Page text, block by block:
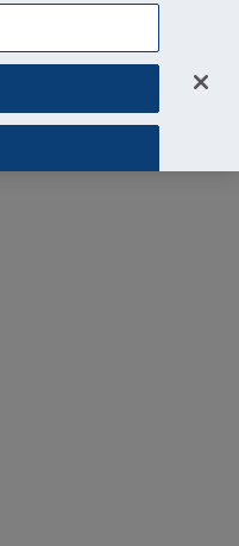
Accedi all'area riservata